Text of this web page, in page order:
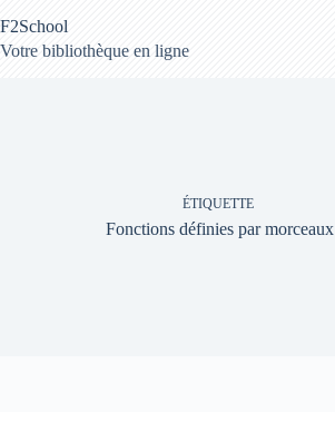
au
contenu
F2School
Votre bibliothèque en ligne
ÉTIQUETTE
Fonctions définies par morceaux